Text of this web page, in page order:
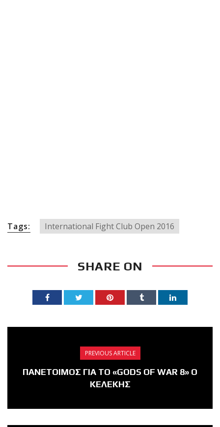
Tags: International Fight Club Open 2016
SHARE ON
PREVIOUS ARTICLE
ΠΑΝΕΤΟΙΜΟΣ ΓΙΑ ΤΟ «GODS OF WAR 8» Ο
ΚΕΛΕΚΗΣ